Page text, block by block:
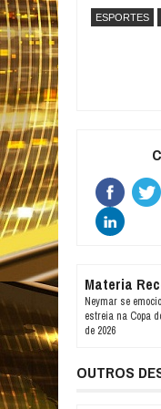
ESPORTES
Materia
Neymar se
estreia na Copa
de 2026
OUTROS